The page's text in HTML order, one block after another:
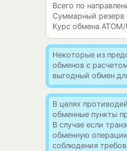
Всего по
Суммарный резерв
Курс обмена
Некоторые из
обменов с
выгодный обмен
В целях
обменные пункты
В случае если
обменную
соблюдения